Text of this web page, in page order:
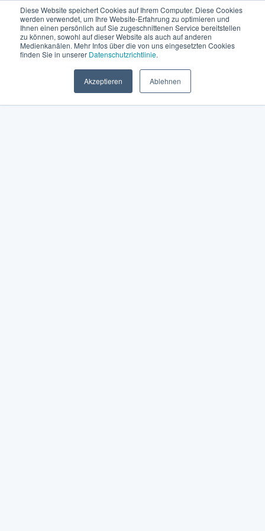
Diese Website speichert Cookies auf Ihrem Computer. Diese Cookies
werden verwendet, um Ihre Website-Erfahrung zu optimieren und
Ihnen einen persönlich auf Sie zugeschnittenen Service bereitstellen
zu können, sowohl auf dieser Website als auch auf anderen
Medienkanälen. Mehr Infos über die von uns eingesetzten Cookies
finden Sie in unserer Datenschutzrichtlinie.
Akzeptieren Ablehnen